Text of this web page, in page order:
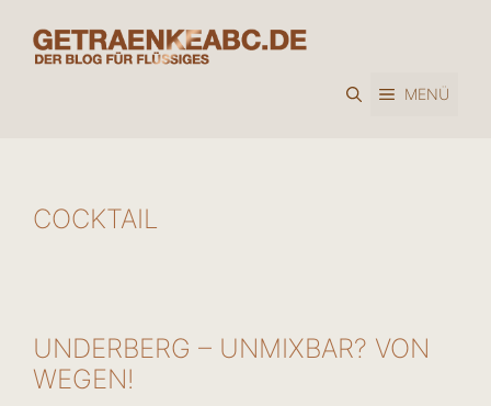
Inhalt
springen
MENÜ
COCKTAIL
UNDERBERG – UNMIXBAR? VON
WEGEN!